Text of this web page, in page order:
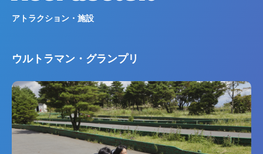
アトラクション・施設
ウルトラマン・グランプリ